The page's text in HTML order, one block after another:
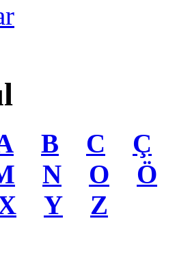
B C
Ç
N O
Ö
Y
Z